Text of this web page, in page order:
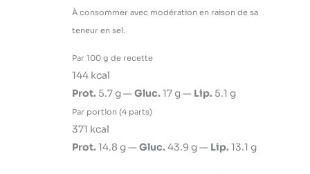
À consommer avec modération en raison de sa
teneur en sel.
Par 100 g de recette
144 kcal
Prot. 5.7 g —Gluc. 17 g — Lip. 5.1 g
Par portion (4 parts)
371 kcal
Prot. 14.8 g —Gluc. 43.9 g — Lip. 13.1 g